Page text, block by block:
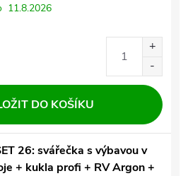
11.8.2026
DO KOŠÍKU
26: svářečka s výbavou v
+ kukla profi + RV Argon +